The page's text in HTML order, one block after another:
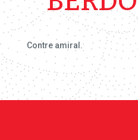
Contre amiral.